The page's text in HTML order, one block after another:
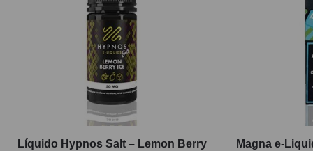
Líquido Hypnos Salt – Lemon Berry
Magna e-